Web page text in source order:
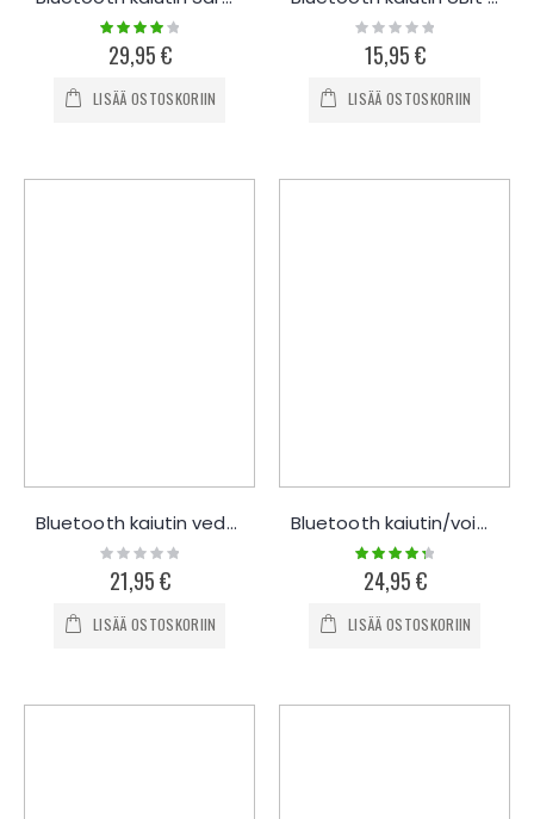
Rating:
80%
29,95 €
LISÄÄ OSTOSKORIIN
Rating:
0%
15,95 €
LISÄÄ OSTOSKORIIN
Bluetooth kaiutin vedenkestävä
Rating:
0%
21,95 €
LISÄÄ OSTOSKORIIN
Bluetooth kaiutin/voimapankki Pulse
Rating:
90%
24,95 €
LISÄÄ OSTOSKORIIN